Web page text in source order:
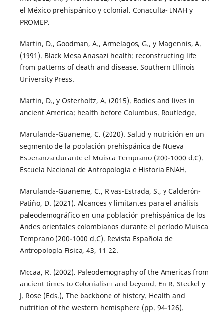
el México prehispánico y colonial. Conaculta- INAH y
PROMEP.
Martin, D., Goodman, A., Armelagos, G., y Magennis, A.
(1991). Black Mesa Anasazi health: reconstructing life
from patterns of death and disease. Southern Illinois
University Press.
Martin, D., y Osterholtz, A. (2015). Bodies and lives in
ancient America: health before Columbus. Routledge.
Marulanda-Guaneme, C. (2020). Salud y nutrición en un
segmento de la población prehispánica de Nueva
Esperanza durante el Muisca Temprano (200-1000 d.C).
Escuela Nacional de Antropología e Historia ENAH.
Marulanda-Guaneme, C., Rivas-Estrada, S., y Calderón-
Patiño, D. (2021). Alcances y limitantes para el análisis
paleodemográfico en una población prehispánica de los
Andes orientales colombianos durante el período Muisca
Temprano (200-1000 d.C). Revista Española de
Antropología Física, 43, 11-22.
Mccaa, R. (2002). Paleodemography of the Americas from
ancient times to Colonialism and beyond. En R. Steckel y
J. Rose (Eds.), The backbone of history. Health and
nutrition of the western hemisphere (pp. 94-126).